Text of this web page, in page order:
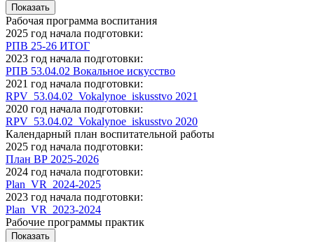
Показать
Рабочая программа воспитания
2025 год начала подготовки:
РПВ 25-26 ИТОГ
2023 год начала подготовки:
РПВ 53.04.02 Вокальное искусство
2021 год начала подготовки:
RPV_53.04.02_Vokalynoe_iskusstvo 2021
2020 год начала подготовки:
RPV_53.04.02_Vokalynoe_iskusstvo 2020
Календарный план воспитательной работы
2025 год начала подготовки:
План ВР 2025-2026
2024 год начала подготовки:
Plan_VR_2024-2025
2023 год начала подготовки:
Plan_VR_2023-2024
Рабочие программы практик
Показать